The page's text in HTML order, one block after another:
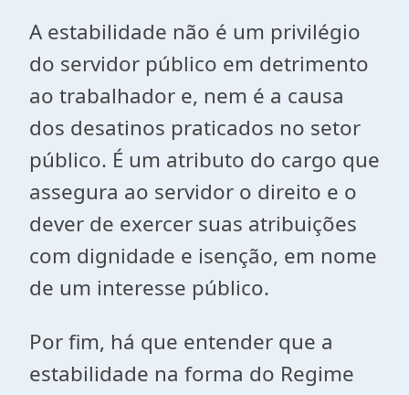
A estabilidade não é um privilégio
do servidor público em detrimento
ao trabalhador e, nem é a causa
dos desatinos praticados no setor
público. É um atributo do cargo que
assegura ao servidor o direito e o
dever de exercer suas atribuições
com dignidade e isenção, em nome
de um interesse público.
Por fim, há que entender que a
estabilidade na forma do Regime